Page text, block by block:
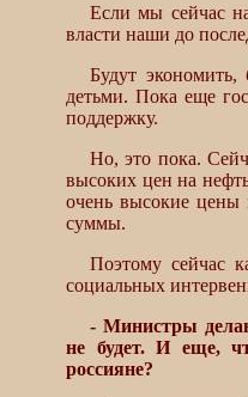
Если мы сейчас
власти наши до
Будут
детьми. Пока еще
поддержку.
Но, это пока.
высоких цен на
очень высокие цены
суммы.
Поэтому сейчас
социальных
- Министры
не будет. И еще,
россияне?